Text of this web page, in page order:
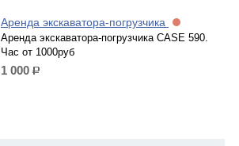
Аренда экскаватора-погрузчика
Аренда экскаватора-погрузчика CASE 590.
Час от 1000руб
1 000 р.